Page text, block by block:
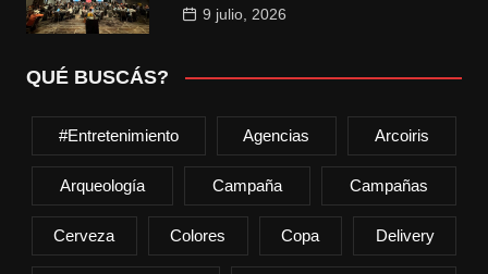
9 julio, 2026
QUÉ BUSCÁS?
#entretenimiento Agencias Arcoiris
Arqueología Campaña Campañas
Cerveza Colores Copa Delivery